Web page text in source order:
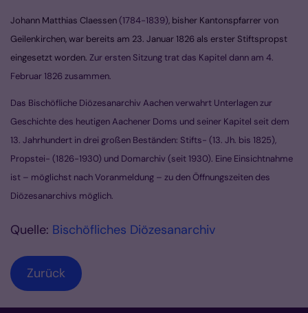
Johann Matthias Claessen(1784-1839), bisher Kantonspfarrer von
Geilenkirchen, war bereits am 23. Januar 1826 als erster Stiftspropst
eingesetzt worden. Zur ersten Sitzung trat das Kapitel dann am 4.
Februar 1826 zusammen.
Das Bischöfliche Diözesanarchiv Aachen verwahrt Unterlagen zur
Geschichte des heutigen Aachener Doms und seiner Kapitel seit dem
13. Jahrhundert in drei großen Beständen: Stifts- (13. Jh. bis 1825),
Propstei- (1826-1930) und Domarchiv (seit 1930). Eine Einsichtnahme
ist – möglichst nach Voranmeldung – zu den Öffnungszeiten des
Diözesanarchivs möglich.
Quelle: Bischöfliches Diözesanarchiv
Zurück